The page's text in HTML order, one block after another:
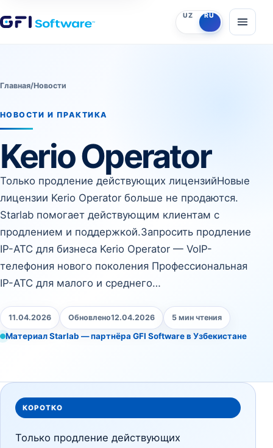
UZO‘zbekcha
RUРусский
Главная/Новости
НОВОСТИ И ПРАКТИКА
Kerio Operator
Только продление действующих лицензийНовые
лицензии Kerio Operator больше не продаются.
Starlab помогает действующим клиентам с
продлением и поддержкой.Запросить продление
IP-АТС для бизнеса Kerio Operator — VoIP-
телефония нового поколения Профессиональная
IP-АТС для малого и среднего…
11.04.2026 Обновлено12.04.2026 5 мин чтения
Материал Starlab — партнёра GFI Software в Узбекистане
КОРОТКО
Только продление действующих